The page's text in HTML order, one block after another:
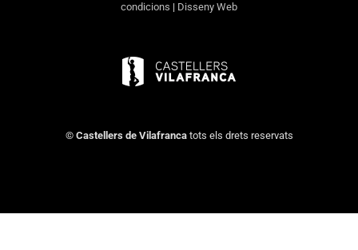
condicions | Disseny Web
© Castellers de Vilafrancatots els drets reservats